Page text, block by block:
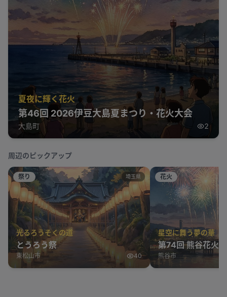
夏夜に輝く花火
第46回 2026伊豆大島夏まつり・花火大会
大島町 2
周辺のピックアップ
祭り 埼玉県
光るろうそくの道
とうろう祭
東松山市 40
花火
星空に舞う夢の華
第74回 熊谷花火
熊谷市